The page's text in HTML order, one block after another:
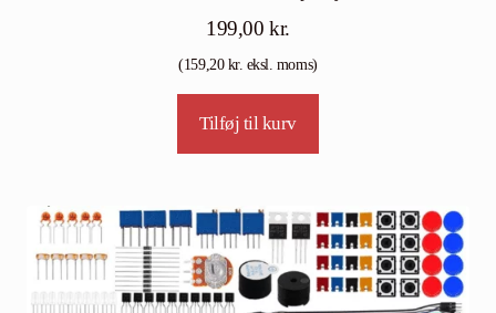
199,00kr.
(159,20kr. eksl. moms)
Tilføj til kurv